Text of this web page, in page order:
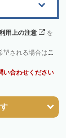
用上の注意
を
望される場合はこ
い合わせください